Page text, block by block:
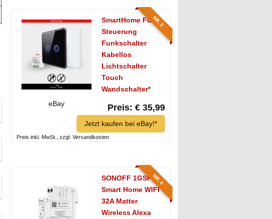
NR. 3
eBay
SmartHome Funk
Steuerung
Funkschalter
Kabellos
Lichtschalter
Touch
Wandschalter*
Preis: € 35,99
Jetzt kaufen bei eBay!*
Preis inkl. MwSt., zzgl. Versandkosten
NR. 4
SONOFF 1GSP
Smart Home WIFI
32A Matter
Wireless Alexa